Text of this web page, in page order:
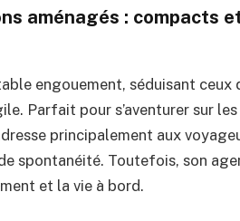
aménagés : compacts
engouement, séduisant
Parfait pour s’aventurer sur
principalement aux
spontanéité. Toutefois, son
et la vie à bord.